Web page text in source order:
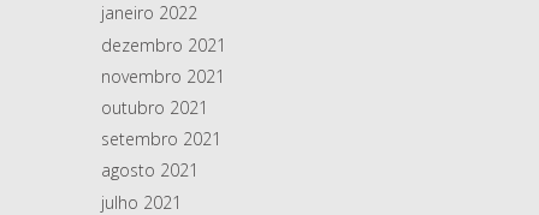
janeiro 2022
dezembro 2021
novembro 2021
outubro 2021
setembro 2021
agosto 2021
julho 2021